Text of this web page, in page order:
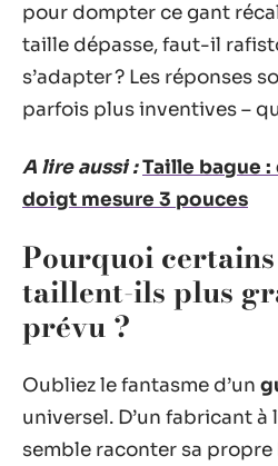
pour dompter ce gant
taille dépasse, faut-il
s’adapter ? Les réponses
parfois plus inventives –
A lire aussi :Taille bague
doigt mesure 3 pouces
Pourquoi
taillent-ils plus
prévu ?
Oubliez le fantasme d’un
universel. D’un fabricant à
semble raconter sa